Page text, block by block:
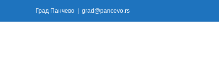
Град Панчево grad@pancevo.rs